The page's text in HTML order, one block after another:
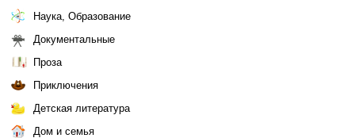
Наука, Образование
Документальные
Проза
Приключения
Детская литература
Дом и семья